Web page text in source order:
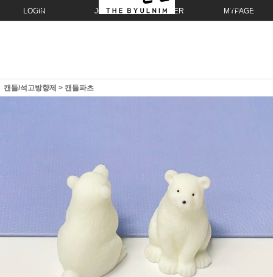
LOGIN JOIN ORDER MYPAGE
캔들/석고방향제 > 캔들파츠